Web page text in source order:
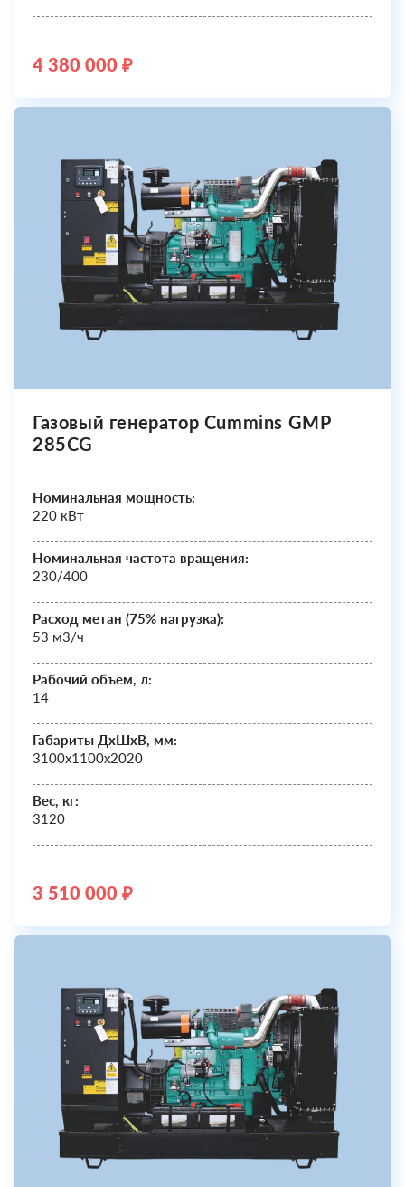
4 380 000 ₽
Газовый генератор Cummins GMP
285CG
Номинальная мощность:
220 кВт
Номинальная частота вращения:
230/400
Расход метан (75% нагрузка):
53 м3/ч
Рабочий объем, л:
14
Габариты ДхШxВ, мм:
3100х1100х2020
Вес, кг:
3120
3 510 000 ₽